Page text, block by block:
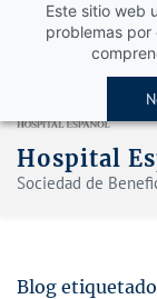
Este sitio web
problemas por
Hospital
Sociedad de
Blog